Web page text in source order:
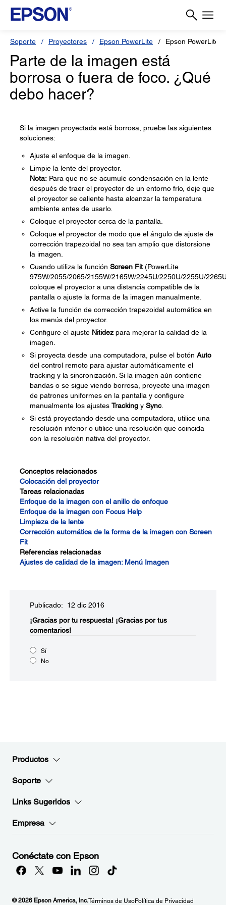
Soporte Proyectores Epson PowerLite Epson PowerLite
Parte de la imagen está
borrosa o fuera de foco. ¿Qué
debo hacer?
Si la imagen proyectada está borrosa, pruebe las siguientes
soluciones:
Ajuste el enfoque de la imagen.
Limpie la lente del proyector.
Nota: Para que no se acumule condensación en la lente
después de traer el proyector de un entorno frío, deje que
el proyector se caliente hasta alcanzar la temperatura
ambiente antes de usarlo.
Coloque el proyector cerca de la pantalla.
Coloque el proyector de modo que el ángulo de ajuste de
corrección trapezoidal no sea tan amplio que distorsione
la imagen.
Cuando utiliza la función Screen Fit(PowerLite
975W/2055/2065/2155W/2165W/2245U/2250U/2255U/
coloque el proyector a una distancia compatible de la
pantalla o ajuste la forma de la imagen manualmente.
Active la función de corrección trapezoidal automática en
los menús del proyector.
Configure el ajuste Nitidez para mejorar la calidad de la
imagen.
Si proyecta desde una computadora, pulse el botón Auto
del control remoto para ajustar automáticamente el
tracking y la sincronización. Si la imagen aún contiene
bandas o se sigue viendo borrosa, proyecte una imagen
de patrones uniformes en la pantalla y configure
manualmente los ajustes Tracking y Sync.
Si está proyectando desde una computadora, utilice una
resolución inferior o utilice una resolución que coincida
con la resolución nativa del proyector.
Conceptos relacionados
Colocación del proyector
Tareas relacionadas
Enfoque de la imagen con el anillo de enfoque
Enfoque de la imagen con Focus Help
Limpieza de la lente
Corrección automática de la forma de la imagen con Screen
Fit
Referencias relacionadas
Ajustes de calidad de la imagen: Menú Imagen
Publicado: 12 dic 2016
¡Gracias por tu respuesta! ¡Gracias por tus
comentarios!
Sí
No
Productos
Soporte
Links Sugeridos
Empresa
Conéctate con Epson
© 2026 Epson America, Inc.Términos de UsoPolítica de Privacidad